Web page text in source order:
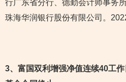
行广东省分行、德勤会计师事务
珠海华润银行股份有限公司。
3、富国双利增强净值连续40工